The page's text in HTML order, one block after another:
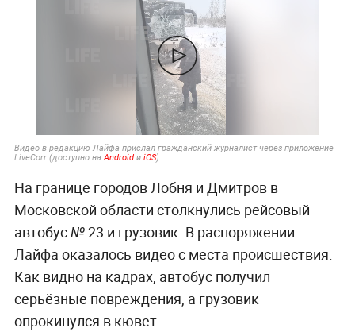
Видео в редакцию Лайфа прислал гражданский журналист через приложение
LiveCorr (доступно на AndroidиiOS)
На границе городов Лобня и Дмитров в
Московской области столкнулись рейсовый
автобус № 23 и грузовик. В распоряжении
Лайфа оказалось видео с места происшествия.
Как видно на кадрах, автобус получил
серьёзные повреждения, а грузовик
опрокинулся в кювет.